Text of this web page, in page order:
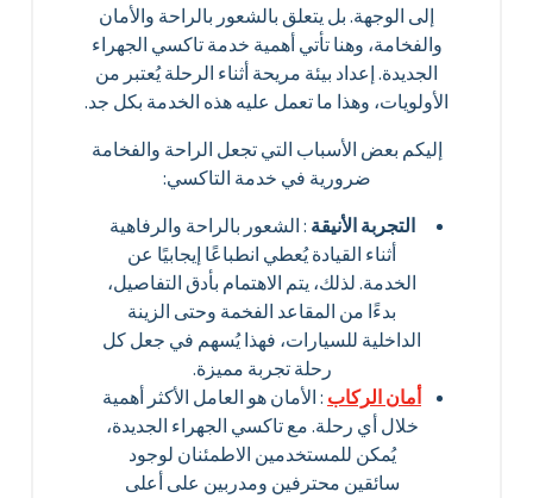
إلى الوجهة. بل يتعلق بالشعور بالراحة والأمان
والفخامة، وهنا تأتي أهمية خدمة تاكسي الجهراء
الجديدة. إعداد بيئة مريحة أثناء الرحلة يُعتبر من
الأولويات، وهذا ما تعمل عليه هذه الخدمة بكل جد.
إليكم بعض الأسباب التي تجعل الراحة والفخامة
ضرورية في خدمة التاكسي:
التجربة الأنيقة: الشعور بالراحة والرفاهية
أثناء القيادة يُعطي انطباعًا إيجابيًا عن
الخدمة. لذلك، يتم الاهتمام بأدق التفاصيل،
بدءًا من المقاعد الفخمة وحتى الزينة
الداخلية للسيارات، فهذا يُسهم في جعل كل
رحلة تجربة مميزة.
أمان الركاب: الأمان هو العامل الأكثر أهمية
خلال أي رحلة. مع تاكسي الجهراء الجديدة،
يُمكن للمستخدمين الاطمئنان لوجود
سائقين محترفين ومدربين على أعلى